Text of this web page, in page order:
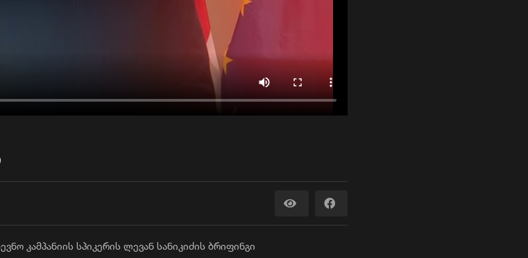
კამპანიის სპიკერის ლევან სანიკიძის ბრიფინგი